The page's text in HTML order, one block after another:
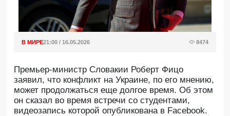
В МИРЕ21:00 / 16.05.2026 8474
Премьер-министр Словакии Роберт Фицо
заявил, что конфликт на Украине, по его мнению,
может продолжаться еще долгое время. Об этом
он сказал во время встречи со студентами,
видеозапись которой опубликована в Facebook.